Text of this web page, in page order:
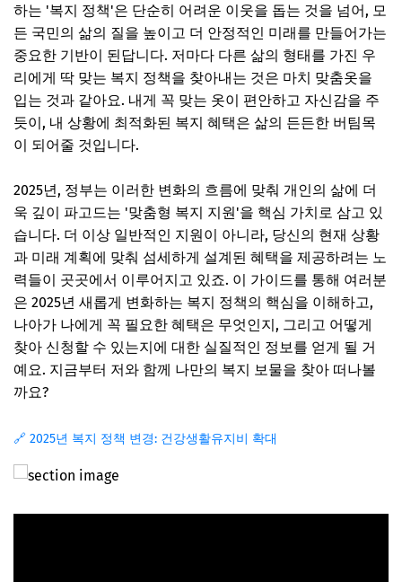
하는 '복지 정책'은 단순히 어려운 이웃을 돕는 것을 넘어, 모
든 국민의 삶의 질을 높이고 더 안정적인 미래를 만들어가는
중요한 기반이 된답니다. 저마다 다른 삶의 형태를 가진 우
리에게 딱 맞는 복지 정책을 찾아내는 것은 마치 맞춤옷을
입는 것과 같아요. 내게 꼭 맞는 옷이 편안하고 자신감을 주
듯이, 내 상황에 최적화된 복지 혜택은 삶의 든든한 버팀목
이 되어줄 것입니다.
2025년, 정부는 이러한 변화의 흐름에 맞춰 개인의 삶에 더
욱 깊이 파고드는 '맞춤형 복지 지원'을 핵심 가치로 삼고 있
습니다. 더 이상 일반적인 지원이 아니라, 당신의 현재 상황
과 미래 계획에 맞춰 섬세하게 설계된 혜택을 제공하려는 노
력들이 곳곳에서 이루어지고 있죠. 이 가이드를 통해 여러분
은 2025년 새롭게 변화하는 복지 정책의 핵심을 이해하고,
나아가 나에게 꼭 필요한 혜택은 무엇인지, 그리고 어떻게
찾아 신청할 수 있는지에 대한 실질적인 정보를 얻게 될 거
예요. 지금부터 저와 함께 나만의 복지 보물을 찾아 떠나볼
까요?
🔗 2025년 복지 정책 변경: 건강생활유지비 확대